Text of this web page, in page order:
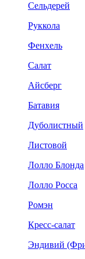
Сельдерей
Руккола
Фенхель
Салат
Айсберг
Батавия
Дуболистный
Листовой
Лолло Блонда
Лолло Росса
Ромэн
Кресс-салат
Эндивий